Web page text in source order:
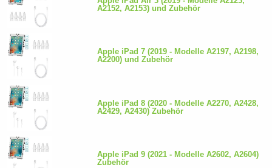
A2152, A2153) und Zubehör
Apple iPad 7 (2019 - Modelle A2197, A2198,
A2200) und Zubehör
Apple iPad 8 (2020 - Modelle A2270, A2428,
A2429, A2430) Zubehör
Apple iPad 9 (2021 - Modelle A2602, A2604)
Zubehör